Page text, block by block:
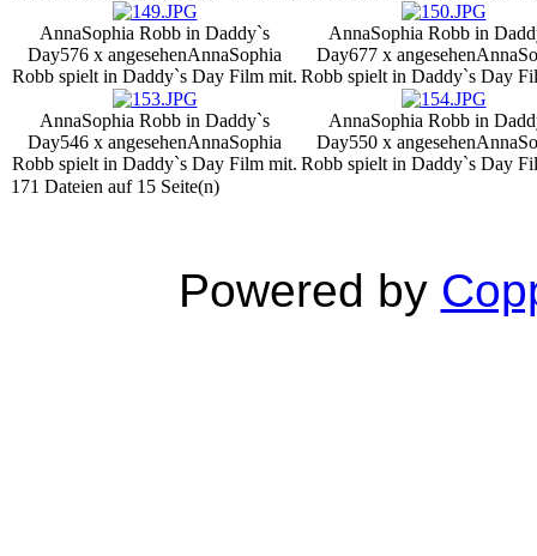
AnnaSophia Robb in Daddy`s
Day576 x angesehenAnnaSophia
Robb spielt in Daddy`s Day Film mit.
AnnaSophia Robb in
Day677 x angesehen
Robb spielt in Daddy`s Day
AnnaSophia Robb in Daddy`s
Day546 x angesehenAnnaSophia
Robb spielt in Daddy`s Day Film mit.
AnnaSophia Robb in
Day550 x angesehen
Robb spielt in Daddy`s Day
171 Dateien auf 15 Seite(n)
Powered by